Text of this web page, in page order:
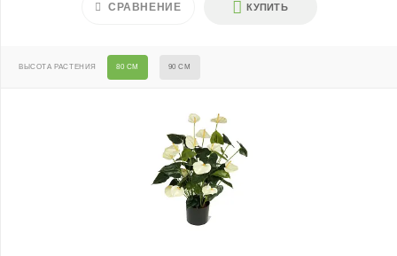
КУПИТЬ
СРАВНЕНИЕ
ВЫСОТА РАСТЕНИЯ 80 СМ 90 СМ